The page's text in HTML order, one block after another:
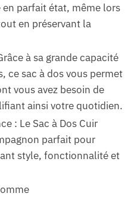
en parfait état, même lors
en préservant la
à sa grande capacité
ce sac à dos vous permet
vous avez besoin de
ainsi votre quotidien.
: Le Sac à Dos Cuir
parfait pour
style, fonctionnalité et